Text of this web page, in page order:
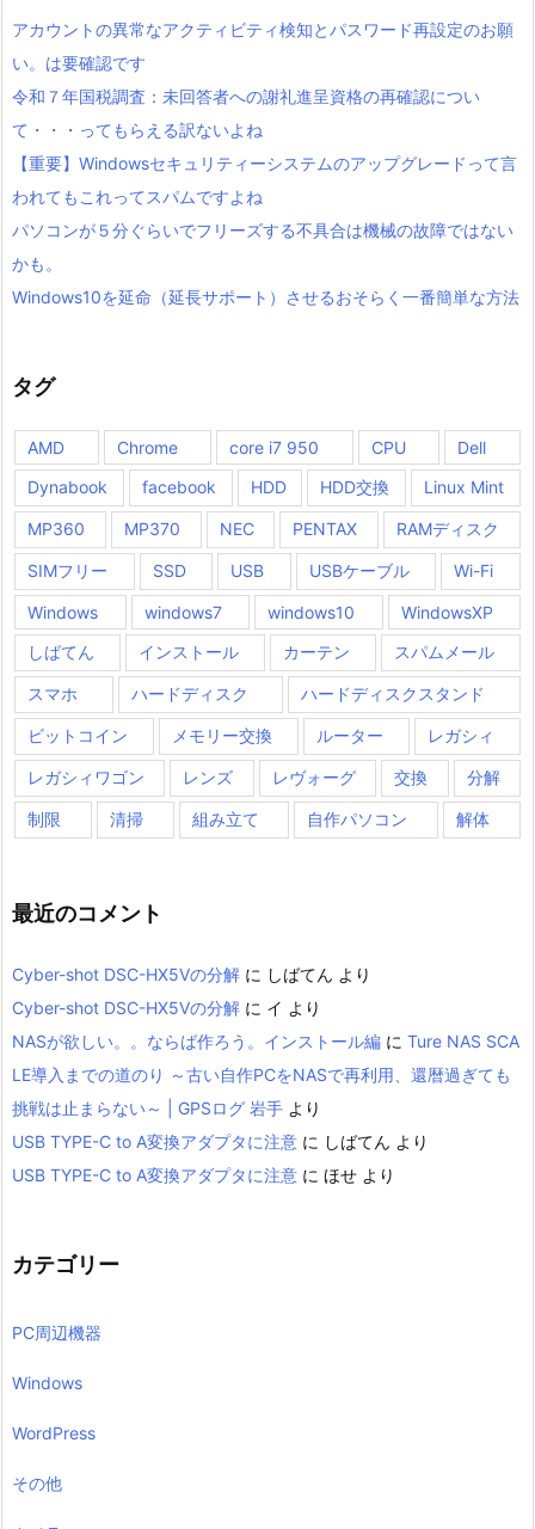
アカウントの異常なアクティビティ検知とパスワード再設定のお願
い。は要確認です
令和７年国税調査：未回答者への謝礼進呈資格の再確認につい
て・・・ってもらえる訳ないよね
【重要】Windowsセキュリティーシステムのアップグレードって言
われてもこれってスパムですよね
パソコンが５分ぐらいでフリーズする不具合は機械の故障ではない
かも。
Windows10を延命（延長サポート）させるおそらく一番簡単な方法
タグ
AMD Chrome core i7 950 CPU
Dell
Dynabook
facebook HDD HDD交換 Linux Mint
MP360 MP370 NEC PENTAX RAMディスク
SIMフリー SSD USB USBケーブル Wi-Fi
Windows windows7 windows10
WindowsXP
しばてん
インストール カーテン スパムメール
スマホ ハードディスク ハードディスクスタンド
ビットコイン メモリー交換 ルーター レガシィ
レガシィワゴン レンズ レヴォーグ 交換 分解
制限 清掃 組み立て 自作パソコン 解体
最近のコメント
Cyber-shot DSC-HX5Vの分解 に しばてん より
Cyber-shot DSC-HX5Vの分解 に イ より
NASが欲しい。。ならば作ろう。インストール編 に Ture NAS SCA
LE導入までの道のり ～古い自作PCをNASで再利用、還暦過ぎても
挑戦は止まらない～ | GPSログ 岩手 より
USB TYPE-C to A変換アダプタに注意 に しばてん より
USB TYPE-C to A変換アダプタに注意 に ほせ より
カテゴリー
PC周辺機器
Windows
WordPress
その他